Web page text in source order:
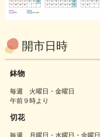
開市日時
鉢物
毎週 火曜日・金曜日
午前９時より
切花
毎週 月曜日・水曜日・金曜日